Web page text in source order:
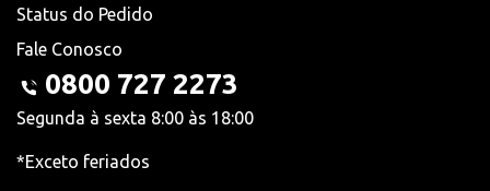
Status do Pedido
Fale Conosco
0800 727 2273
Segunda à sexta 8:00 às 18:00
*Exceto feriados